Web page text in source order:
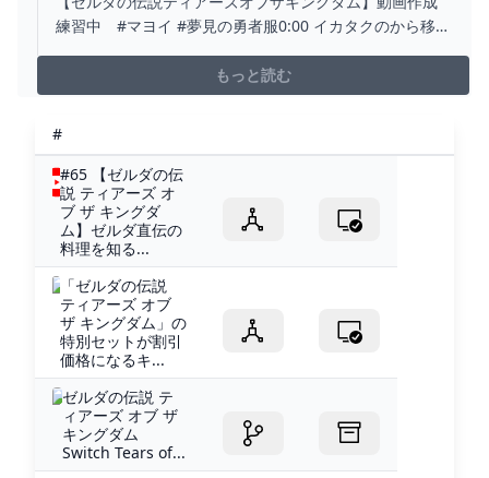
練習中 #マヨイ #夢見の勇者服0:00 イカタクのから移動
もっと読む
#
#65 【ゼルダの伝
説 ティアーズ オ
ブ ザ キングダ
ム】ゼルダ直伝の
料理を知る...
「ゼルダの伝説
ティアーズ オブ
ザ キングダム」の
特別セットが割引
価格になるキ...
ゼルダの伝説 テ
ィアーズ オブ ザ
キングダム
Switch Tears of...